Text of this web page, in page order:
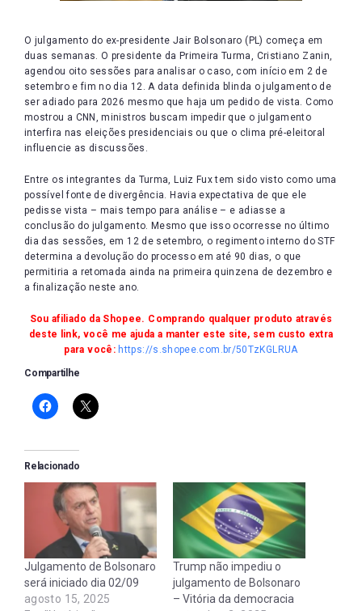
O julgamento do ex-presidente Jair Bolsonaro (PL) começa em
duas semanas. O presidente da Primeira Turma, Cristiano Zanin,
agendou oito sessões para analisar o caso, com início em 2 de
setembro e fim no dia 12. A data definida blinda o julgamento de
ser adiado para 2026 mesmo que haja um pedido de vista. Como
mostrou a CNN, ministros buscam impedir que o julgamento
interfira nas eleições presidenciais ou que o clima pré-eleitoral
influencie as discussões.
Entre os integrantes da Turma, Luiz Fux tem sido visto como uma
possível fonte de divergência. Havia expectativa de que ele
pedisse vista – mais tempo para análise – e adiasse a
conclusão do julgamento. Mesmo que isso ocorresse no último
dia das sessões, em 12 de setembro, o regimento interno do STF
determina a devolução do processo em até 90 dias, o que
permitiria a retomada ainda na primeira quinzena de dezembro e
a finalização neste ano.
Sou afiliado da Shopee. Comprando qualquer produto através
deste link, você me ajuda a manter este site, sem custo extra
para você: https://s.shopee.com.br/50TzKGLRUA
Compartilhe
Relacionado
Julgamento de Bolsonaro
será iniciado dia 02/09
agosto 15, 2025
Trump não impediu o
julgamento de Bolsonaro
– Vitória da democracia